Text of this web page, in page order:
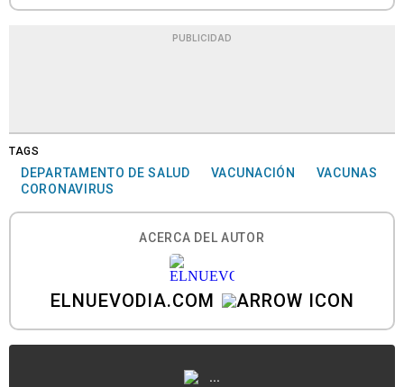
PUBLICIDAD
TAGS
DEPARTAMENTO DE SALUD VACUNACIÓN
VACUNAS
CORONAVIRUS
ACERCA DEL AUTOR
ELNUEVODIA.COM
...